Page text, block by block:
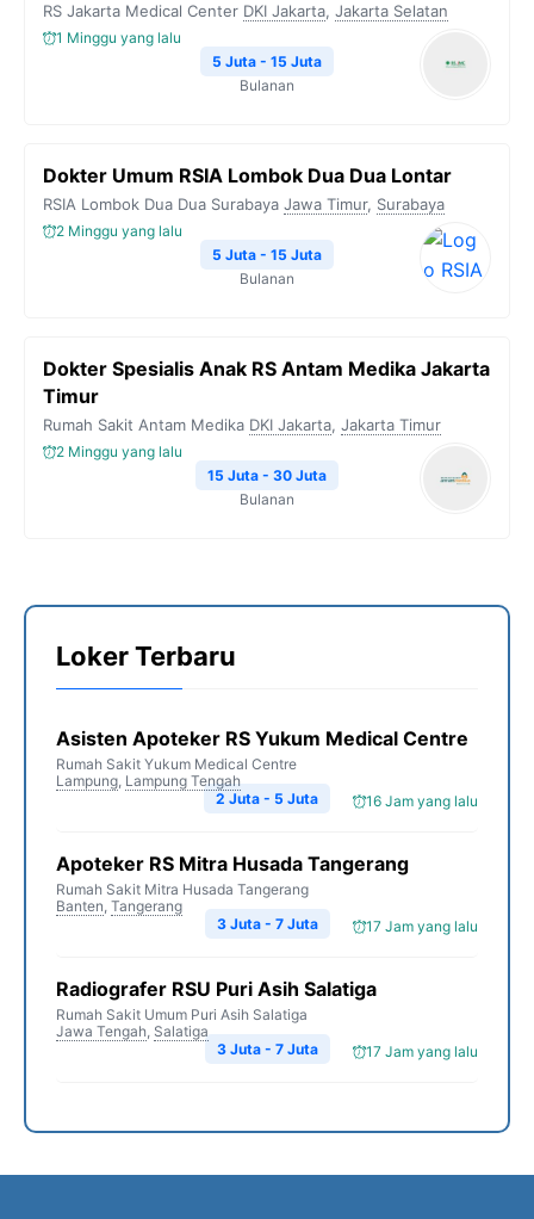
RS Jakarta Medical Center DKI Jakarta, Jakarta Selatan
1 Minggu yang lalu
5 Juta - 15 Juta
Bulanan
Dokter Umum RSIA Lombok Dua Dua Lontar
RSIA Lombok Dua Dua Surabaya Jawa Timur, Surabaya
2 Minggu yang lalu
5 Juta - 15 Juta
Bulanan
Dokter Spesialis Anak RS Antam Medika Jakarta
Timur
Rumah Sakit Antam Medika DKI Jakarta, Jakarta Timur
2 Minggu yang lalu
15 Juta - 30 Juta
Bulanan
Loker Terbaru
Asisten Apoteker RS Yukum Medical Centre
Rumah Sakit Yukum Medical Centre
Lampung, Lampung Tengah
16 Jam yang lalu
2 Juta - 5 Juta
Apoteker RS Mitra Husada Tangerang
Rumah Sakit Mitra Husada Tangerang
Banten, Tangerang
17 Jam yang lalu
3 Juta - 7 Juta
Radiografer RSU Puri Asih Salatiga
Rumah Sakit Umum Puri Asih Salatiga
Jawa Tengah, Salatiga
17 Jam yang lalu
3 Juta - 7 Juta